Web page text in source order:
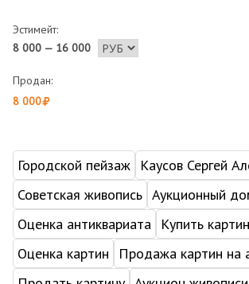
Эстимейт:
8 000 — 16 000
Продан:
8 000
Городской пейзаж
Каусов Сергей
Советская живопись Аукционный
Оценка антиквариата
Купить
Оценка картин
Продажа картин на